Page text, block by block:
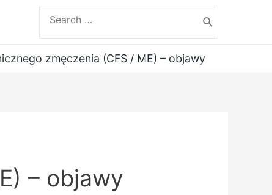
for:
zmęczenia (CFS / ME) – objawy
– objawy